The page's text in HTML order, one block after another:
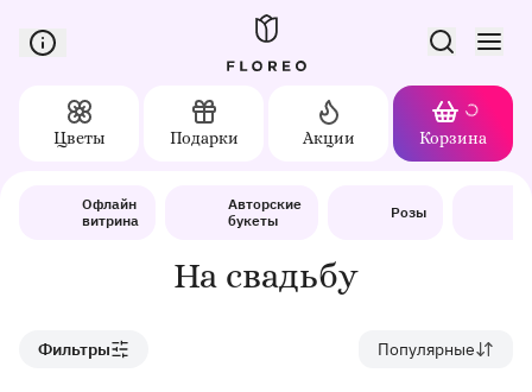
Сервис доставки цветов в Орле
Цветы Подарки Акции Корзина
Доставка цветов в Орле Каталог
Офлайн
витрина
Авторские
букеты
Розы
На свадьбу
Фильтры Популярные